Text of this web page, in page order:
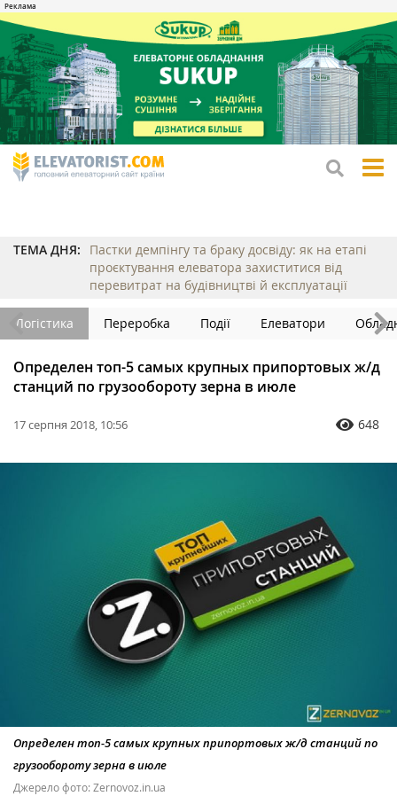
ТЕМА ДНЯ:
Пастки демпінгу та браку досвіду: як на етапі
проєктування елеватора захиститися від
перевитрат на будівництві й експлуатації
Логістика Переробка Події Елеватори
Определен топ-5 самых крупных припортовых ж/д
станций по грузообороту зерна в июле
17 серпня 2018, 10:56 648
Определен топ-5 самых крупных припортовых ж/д станций по
грузообороту зерна в июле
Джерело фото: Zernovoz.in.ua